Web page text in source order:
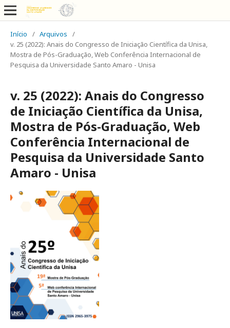
Início / Arquivos
/
v. 25 (2022): Anais do Congresso de Iniciação Científica da Unisa,
Mostra de Pós-Graduação, Web Conferência Internacional de
Pesquisa da Universidade Santo Amaro - Unisa
v. 25 (2022): Anais do Congresso
de Iniciação Científica da Unisa,
Mostra de Pós-Graduação, Web
Conferência Internacional de
Pesquisa da Universidade Santo
Amaro - Unisa